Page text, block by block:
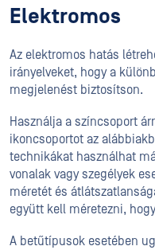
Elektromos
Az elektromos hatás
irányelveket, hogy a
megjelenést biztosítson.
Használja a színcsoport
ikoncsoportot az
technikákat használhat
vonalak vagy szegélyek
méretét és
együtt kell méretezni,
A betűtípusok esetében